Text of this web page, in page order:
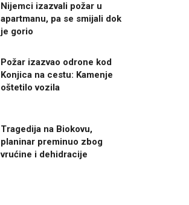
Nijemci izazvali požar u
apartmanu, pa se smijali dok
je gorio
Požar izazvao odrone kod
Konjica na cestu: Kamenje
oštetilo vozila
Tragedija na Biokovu,
planinar preminuo zbog
vrućine i dehidracije